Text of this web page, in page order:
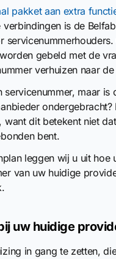
pakket aan extra
verbindingen is de
gebeld met de
verhuizen naar de
servicenummer, maar is
want dit betekent niet
bent.
leggen wij u uit hoe
van uw huidige
uw huidige
in gang te zetten,